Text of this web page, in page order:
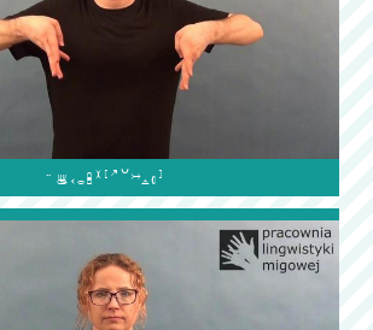
